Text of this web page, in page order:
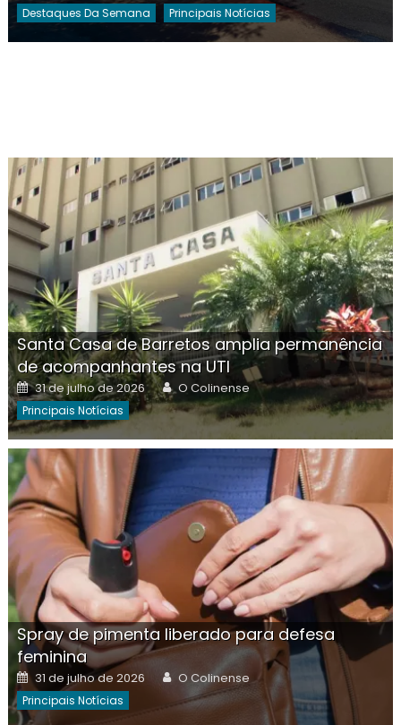
Destaques Da Semana Principais Notícias
Santa Casa de Barretos amplia permanência
de acompanhantes na UTI
Posted
on
31 de julho de 2026 Author
O Colinense
Principais Notícias
Spray de pimenta liberado para defesa
feminina
Posted
on
31 de julho de 2026 Author
O Colinense
Principais Notícias